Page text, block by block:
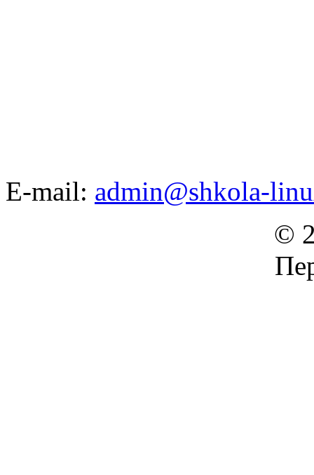
E-mail: admin@shkola-
©